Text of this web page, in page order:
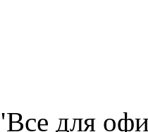
для